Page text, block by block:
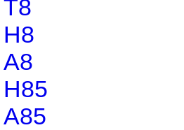
T8
H8
A8
H85
A85